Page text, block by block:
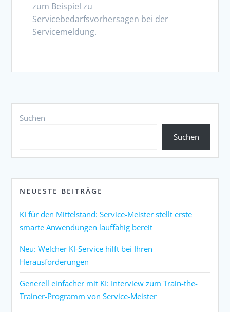
zum Beispiel zu
Servicebedarfsvorhersagen bei der
Servicemeldung.
Suchen
Suchen
NEUESTE BEITRÄGE
KI für den Mittelstand: Service-Meister stellt erste
smarte Anwendungen lauffähig bereit
Neu: Welcher KI-Service hilft bei Ihren
Herausforderungen
Generell einfacher mit KI: Interview zum Train-the-
Trainer-Programm von Service-Meister